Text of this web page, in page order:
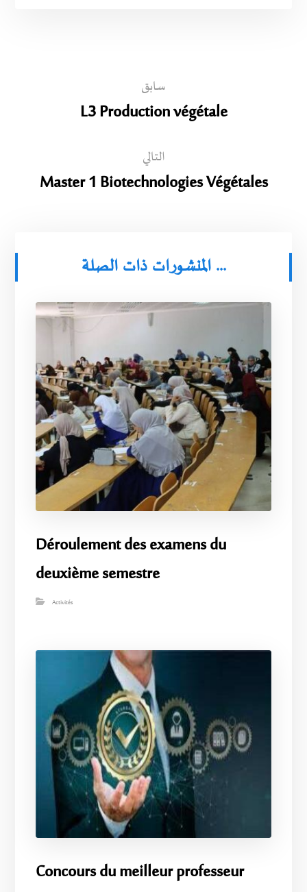
سابق
L3 Production végétale
التالي
Master 1 Biotechnologies Végétales
المنشورات ذات الصلة ...
Déroulement des examens du
deuxième semestre
Activités
Concours du meilleur professeur